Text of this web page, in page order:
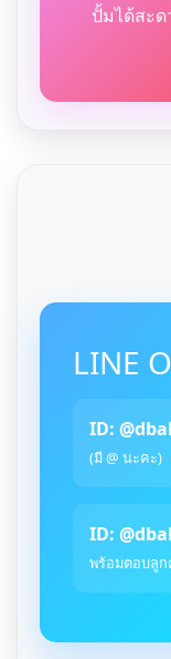
ปั้มได้สะด
LINE
ID:
(มี @ นะคะ)
ID:
พร้อมตอบลูก